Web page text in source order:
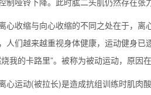
收缩与向心收缩的不同之处在于，离
人们越来越重视身体健康，运动健身
烧我的卡路里”。被称为被动运动，原因
运动(被拉长)是造成抗组训练时肌肉酸